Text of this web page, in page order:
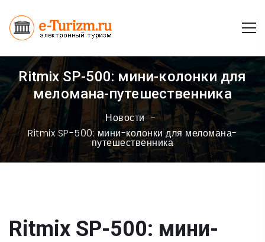
Ritmix SP-500: мини-колонки для
меломана-путешественника
Новости
Ritmix SP-500: мини-колонки для меломана-
путешественника
Ritmix SP-500: мини-